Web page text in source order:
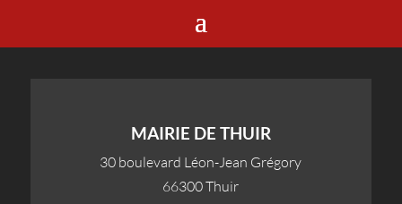
MAIRIE DE THUIR
30 boulevard Léon-Jean Grégory
66300 Thuir